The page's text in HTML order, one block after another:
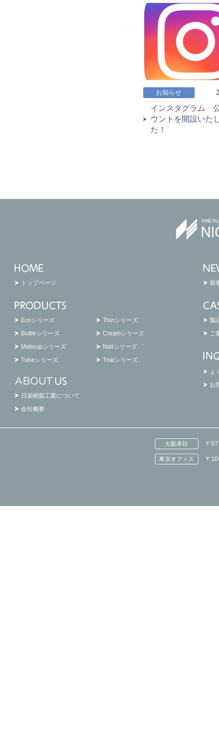
お知らせ
インスタグラム
ウントを開設いた
た！
トップページ
Ecoシリーズ
Thinシリーズ
Bottleシリーズ
Creamシリーズ
Makeupシリーズ
Nailシリーズ
Tubeシリーズ
Trialシリーズ
日栄樹脂工業について
会社概要
新
製
ご
よ
お
大阪本社 〒
東京オフィス 〒